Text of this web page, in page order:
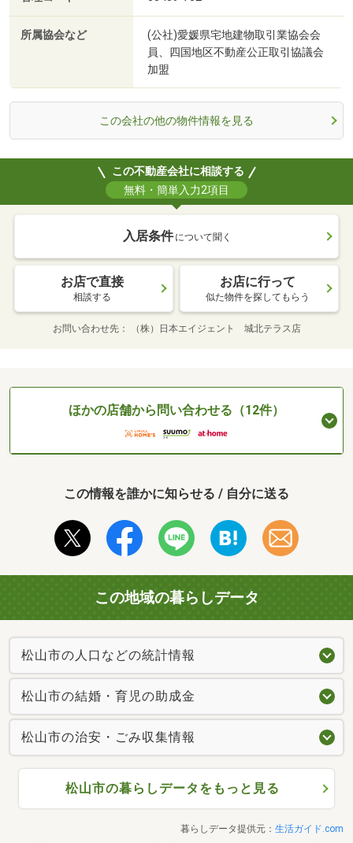
所属協会など
(公社)愛媛県宅地建物取引業協会会
員、四国地区不動産公正取引協議会
加盟
この会社の他の物件情報を見る
この不動産会社に相談する
無料・簡単入力2項目
入居条件 について聞く
お店で直接
相談する
お店に行って
似た物件を探してもらう
お問い合わせ先 （株）日本エイジェント 城北テラス店
ほかの店舗から問い合わせる（12件）
この情報を誰かに知らせる / 自分に送る
この地域の暮らしデータ
松山市の人口などの統計情報
松山市の結婚・育児の助成金
松山市の治安・ごみ収集情報
松山市の暮らしデータをもっと見る
暮らしデータ提供元： 生活ガイド.com